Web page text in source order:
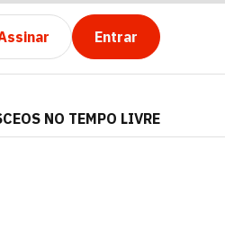
Entrar
CEOS NO TEMPO LIVRE